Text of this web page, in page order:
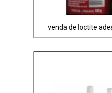
venda de loctite